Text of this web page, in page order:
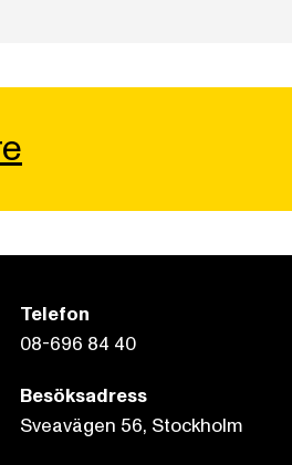
Telefon
08-696 84 40
Besöksadress
Sveavägen 56, Stockholm